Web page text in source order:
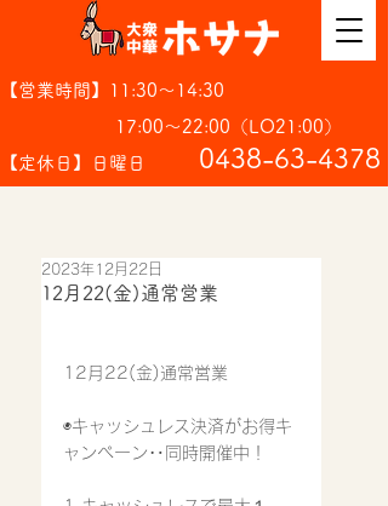
【営業時間】11:30～14:30
17:00～22:00（LO21:00）
【定休日】日曜日
​0438-63-4378
12月22(金)通常営業
2023年12月22日
12月22(金)通常営業
◉キャッシュレス決済がお得キ
ャンペーン‥同時開催中！